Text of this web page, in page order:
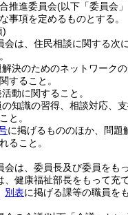
推進委員会(以下「委員会
事項を定めるものとする。
)
会は、住民相談に関する次
解決のためのネットワーク
すること。
動に関すること。
知識の習得、相談対応、
と。
に掲げるもののほか、問題
ること。
会は、委員長及び委員をも
、健康福祉部長をもって充て
別表に掲げる課等の職員を